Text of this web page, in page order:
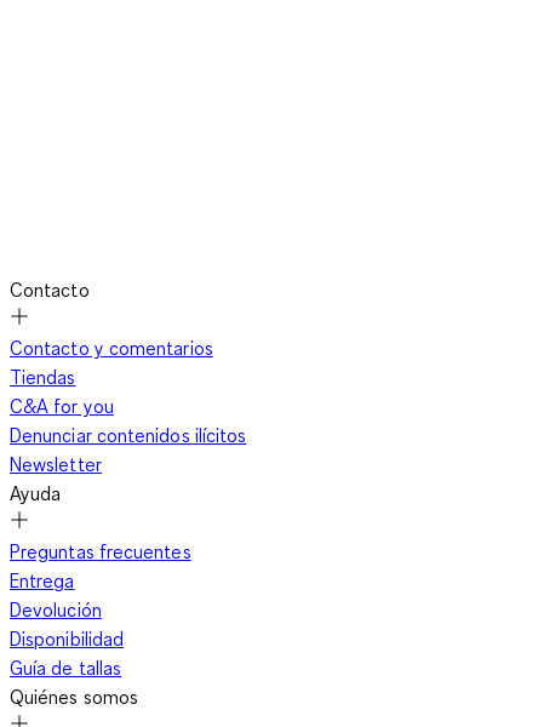
Contacto
Contacto y comentarios
Tiendas
C&A for you
Denunciar contenidos ilícitos
Newsletter
Ayuda
Preguntas frecuentes
Entrega
Devolución
Disponibilidad
Guía de tallas
Quiénes somos